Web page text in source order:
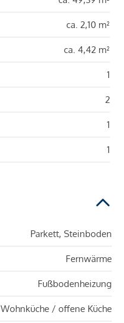
ca. 2,10 m²
ca. 4,42 m²
1
2
1
1
Parkett, Steinboden
Fernwärme
Fußbodenheizung
Wohnküche / offene Küche